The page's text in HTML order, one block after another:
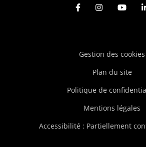
Lien vers leLien vers le
Lien
Gestion des cookies
Plan du site
Politique de
Mentions légales
Accessibilité : Partiellement